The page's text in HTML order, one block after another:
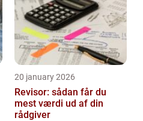
20 january 2026
Revisor: sådan får du
mest værdi ud af din
rådgiver